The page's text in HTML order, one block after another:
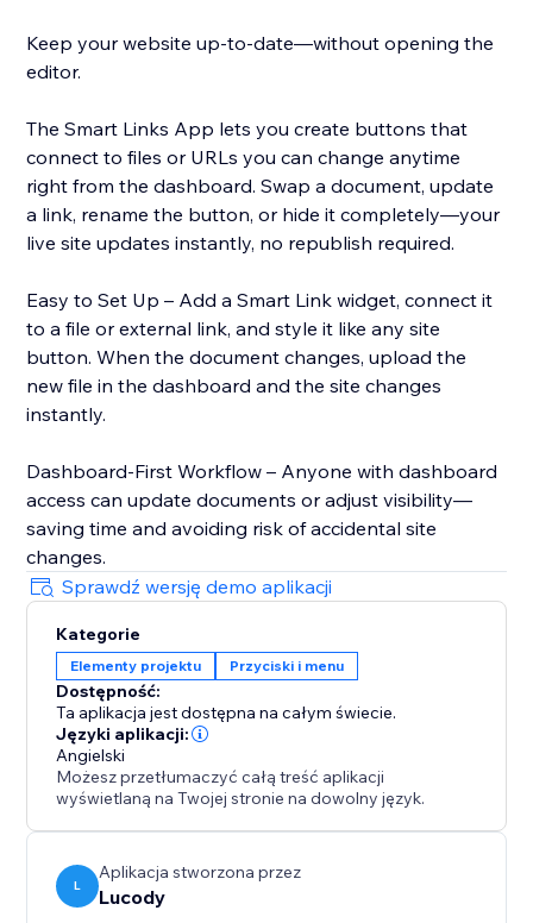
Keep your website up-to-date—without opening the
editor.
The Smart Links App lets you create buttons that
connect to files or URLs you can change anytime
right from the dashboard. Swap a document, update
a link, rename the button, or hide it completely—your
live site updates instantly, no republish required.
Easy to Set Up – Add a Smart Link widget, connect it
to a file or external link, and style it like any site
button. When the document changes, upload the
new file in the dashboard and the site changes
instantly.
Dashboard-First Workflow – Anyone with dashboard
access can update documents or adjust visibility—
saving time and avoiding risk of accidental site
changes.
Sprawdź wersję demo aplikacji
Kategorie
Elementy projektu Przyciski i menu
Dostępność:
Ta aplikacja jest dostępna na całym świecie.
Języki aplikacji:
Angielski
Możesz przetłumaczyć całą treść aplikacji
wyświetlaną na Twojej stronie na dowolny język.
L
Aplikacja stworzona przez
Lucody